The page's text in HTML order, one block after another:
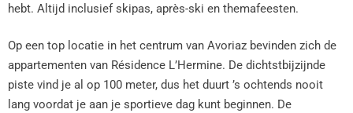
hebt. Altijd inclusief skipas, après-ski en themafeesten.
Op een top locatie in het centrum van Avoriaz bevinden zich de
appartementen van Résidence L’Hermine. De dichtstbijzijnde
piste vind je al op 100 meter, dus het duurt ’s ochtends nooit
lang voordat je aan je sportieve dag kunt beginnen. De